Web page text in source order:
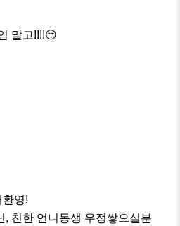
말고!!!!😏
환영!
, 친한 언니동생 우정쌓으실분